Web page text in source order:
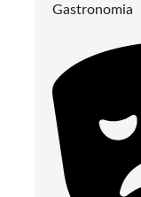
Gastronomia